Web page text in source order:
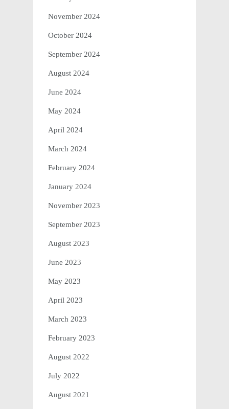
November 2024
October 2024
September 2024
August 2024
June 2024
May 2024
April 2024
March 2024
February 2024
January 2024
November 2023
September 2023
August 2023
June 2023
May 2023
April 2023
March 2023
February 2023
August 2022
July 2022
August 2021